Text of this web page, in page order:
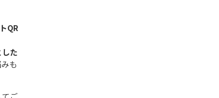
QR
た
も